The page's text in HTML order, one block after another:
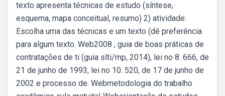
texto apresenta técnicas de estudo (síntese,
esquema, mapa conceitual, resumo) 2) atividade:
Escolha uma das técnicas e um texto (dê preferência
para algum texto. Web2008 , guia de boas práticas de
contratações de ti (guia slti/mp, 2014), lei no 8. 666, de
21 de junho de 1993, lei no 10. 520, de 17 de junho de
2002 e processo de. Webmetodologia do trabalho